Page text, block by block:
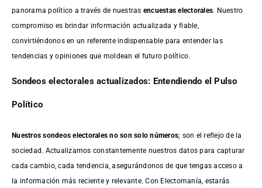
panorama político a través de nuestras encuestas electorales. Nuestro
compromiso es brindar información actualizada y fiable,
convirtiéndonos en un referente indispensable para entender las
tendencias y opiniones que moldean el futuro político.
Sondeos electorales actualizados: Entendiendo el Pulso
Político
Nuestros sondeos electorales no son solo números; son el reflejo de la
sociedad. Actualizamos constantemente nuestros datos para capturar
cada cambio, cada tendencia, asegurándonos de que tengas acceso a
la información más reciente y relevante. Con Electomanía, estarás